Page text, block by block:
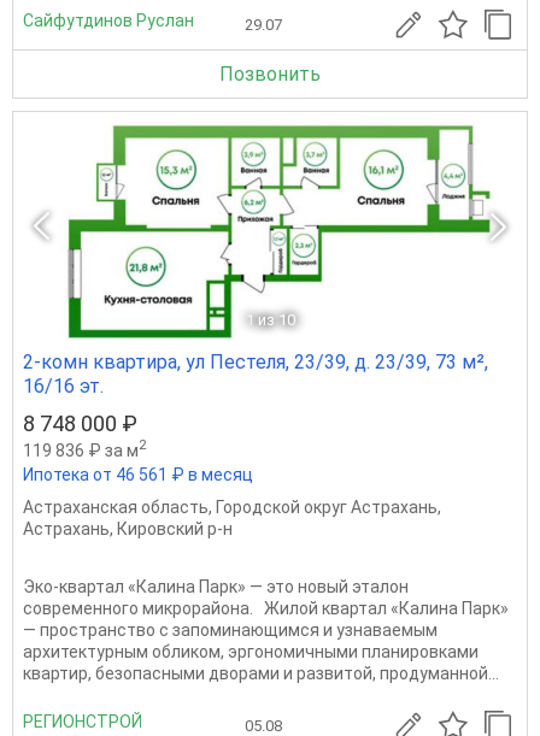
Сайфутдинов Руслан 29.07
Позвонить
1 из 10
2-комн квартира, ул Пестеля, 23/39, д. 23/39, 73 м²,
16/16 эт.
8 748 000 ₽
119 836 ₽ за м2
Ипотека от 46 561 ₽ в месяц
Астраханская область, Городской округ Астрахань,
Астрахань, Кировский р-н
Эко-квартал «Калина Парк» — это новый эталон
современного микрорайона. Жилой квартал «Калина Парк»
— пространство с запоминающимся и узнаваемым
архитектурным обликом, эргономичными планировками
квартир, безопасными дворами и развитой, продуманной...
РЕГИОНСТРОЙ 05.08